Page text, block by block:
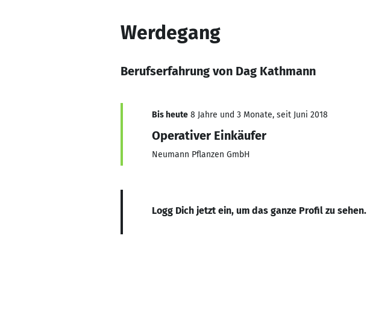
Werdegang
Berufserfahrung von Dag Kathmann
Bis heute 8 Jahre und 3 Monate, seit Juni 2018
Operativer Einkäufer
Neumann Pflanzen GmbH
Logg Dich jetzt ein, um das ganze Profil zu sehen.